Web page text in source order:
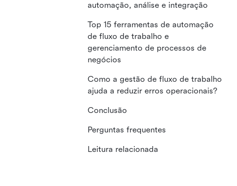
automação, análise e integração
Top 15 ferramentas de automação
de fluxo de trabalho e
gerenciamento de processos de
negócios
Como a gestão de fluxo de trabalho
ajuda a reduzir erros operacionais?
Conclusão
Perguntas frequentes
Leitura relacionada